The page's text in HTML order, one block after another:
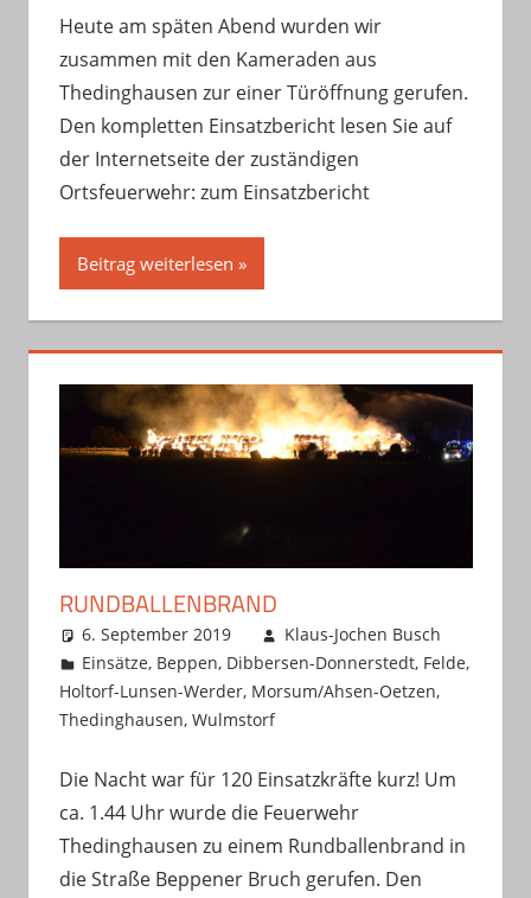
Heute am späten Abend wurden wir
zusammen mit den Kameraden aus
Thedinghausen zur einer Türöffnung gerufen.
Den kompletten Einsatzbericht lesen Sie auf
der Internetseite der zuständigen
Ortsfeuerwehr: zum Einsatzbericht
Beitrag weiterlesen
RUNDBALLENBRAND
6. September 2019
Klaus-Jochen Busch
Einsätze, Beppen, Dibbersen-Donnerstedt, Felde,
Holtorf-Lunsen-Werder, Morsum/Ahsen-Oetzen,
Thedinghausen, Wulmstorf
Die Nacht war für 120 Einsatzkräfte kurz! Um
ca. 1.44 Uhr wurde die Feuerwehr
Thedinghausen zu einem Rundballenbrand in
die Straße Beppener Bruch gerufen. Den